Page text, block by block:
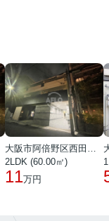
大阪市阿倍野区西田辺町１丁目
2LDK (60.00㎡)
11万円